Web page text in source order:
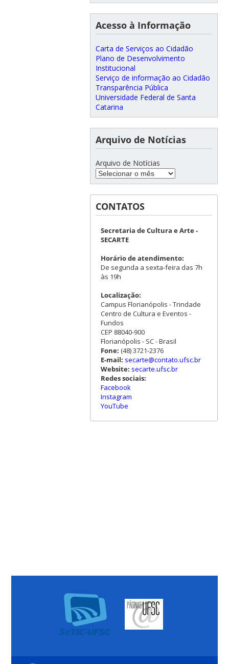
Acesso à Informação
Carta de Serviços ao Cidadão
Plano de Desenvolvimento
Institucional
Serviço de informação ao Cidadão
Transparência Pública
Universidade Federal de Santa
Catarina
Arquivo de Notícias
Arquivo de Notícias
CONTATOS
Secretaria de Cultura e Arte -
SECARTE
Horário de atendimento:
De segunda a sexta-feira das 7h
às 19h
Localização:
Campus Florianópolis - Trindade
Centro de Cultura e Eventos -
Fundos
CEP 88040-900
Florianópolis - SC - Brasil
Fone: (48) 3721-2376
E-mail: secarte@contato.ufsc.br
Website: secarte.ufsc.br
Redes sociais:
Facebook
Instagram
YouTube